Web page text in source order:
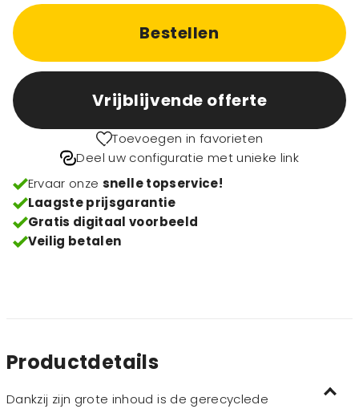
Bestellen
Vrijblijvende offerte
Toevoegen in favorieten
Deel uw configuratie met unieke link
Ervaar onze snelle topservice!
Laagste prijsgarantie
Gratis digitaal voorbeeld
Veilig betalen
Productdetails
Dankzij zijn grote inhoud is de gerecyclede